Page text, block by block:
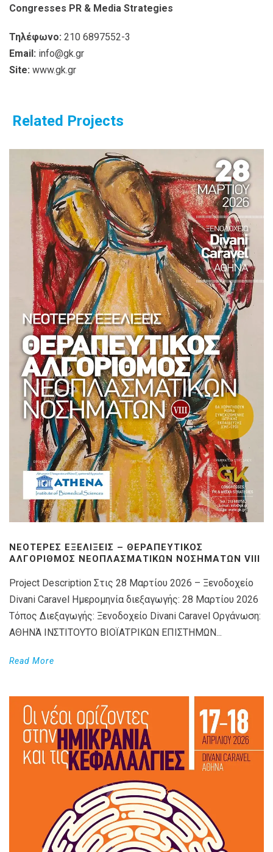
Congresses PR & Media Strategies
Τηλέφωνο: 210 6897552-3
Email: info@gk.gr
Site: www.gk.gr
Related Projects
ΝΕΌΤΕΡΕΣ ΕΞΕΛΊΞΕΙΣ – ΘΕΡΑΠΕΥΤΙΚΌΣ
ΑΛΓΌΡΙΘΜΟΣ ΝΕΟΠΛΑΣΜΑΤΙΚΏΝ ΝΟΣΗΜΆΤΩΝ VIIΙ
Project Description Στις 28 Μαρτίου 2026 – Ξενοδοχείο
Divani Caravel Ημερομηνία διεξαγωγής: 28 Μαρτίου 2026
Τόπος Διεξαγωγής: Ξενοδοχείο Divani Caravel Οργάνωση:
ΑΘΗΝΆ ΙΝΣΤΙΤΟΥΤΟ ΒΙΟΪΑΤΡΙΚΩΝ ΕΠΙΣΤΗΜΩΝ...
Read More